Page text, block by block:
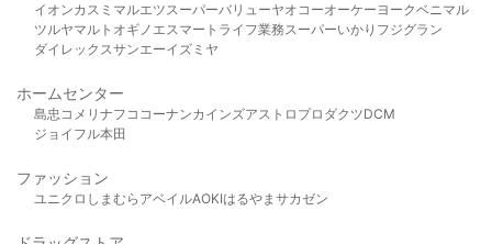
イオンカスミ マルエツスーパーバリューヤオコーオーケー ヨークベニマル
ツルヤマルト オギノ エスマート ライフ業務スーパーいかり フジグラン
ダイレックスサンエーイズミヤ
ホームセンター
島忠 コメリ ナフコ コーナンカインズアストロプロダクツDCM
ジョイフル本田
ファッション
ユニクロ しまむら アベイルAOKIはるやま サカゼン